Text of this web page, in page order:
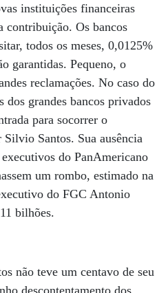
instituições financeiras
contribuição. Os bancos
todos os meses, 0,0125%
garantidas. Pequeno, o
reclamações. No caso do
grandes bancos privados
para socorrer o
Silvio Santos. Sua ausência
do PanAmericano
um rombo, estimado na
do FGC Antonio
bilhões.
não teve um centavo de seu
descontentamento dos